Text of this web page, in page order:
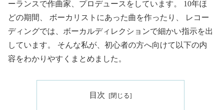
ーランスで作曲家、プロデュースをしています。 10年ほ
どの期間、 ボーカリストにあった曲を作ったり、 レコー
ディングでは、ボーカルディレクションで細かい指示を出
しています。 そんな私が、初心者の方へ向けて以下の内
容をわかりやすくまとめました。
目次